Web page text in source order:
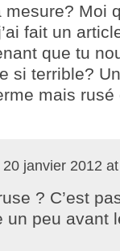
mesure? Moi
fait un
que tu
si terrible?
mais
20 janvier 2012
? C’est
un peu avant